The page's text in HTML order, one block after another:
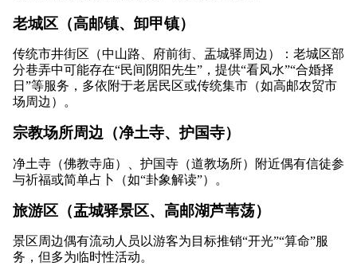
老城区（高邮镇、卸甲镇）
传统市井街区（中山路、府前街、盂城驿周边）：老城区部
分巷弄中可能存在“民间阴阳先生”，提供“看风水”“合婚择
日”等服务，多依附于老居民区或传统集市（如高邮农贸市
场周边）。
宗教场所周边（净土寺、护国寺）
净土寺（佛教寺庙）、护国寺（道教场所）附近偶有信徒参
与祈福或简单占卜（如“卦象解读”）。
旅游区（盂城驿景区、高邮湖芦苇荡）
景区周边偶有流动人员以游客为目标推销“开光”“算命”服
务，但多为临时性活动。